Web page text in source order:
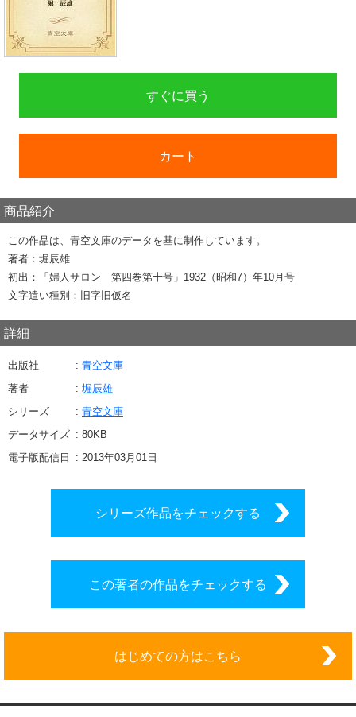
すぐに買う
カート
商品紹介
この作品は、青空文庫のデータを基に制作しています。
著者：堀辰雄
初出：「婦人サロン 第四巻第十号」1932（昭和7）年10月号
文字遣い種別：旧字旧仮名
詳細
出版社
青空文庫
著者
堀辰雄
シリーズ
青空文庫
データサイズ
80KB
電子版配信日
2013年03月01日
シリーズ作品をチェックする
この著者の作品をチェックする
はじめての方はこちら